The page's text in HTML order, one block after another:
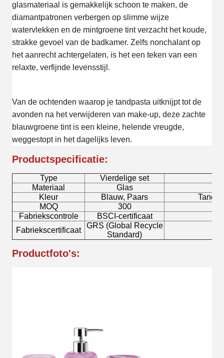
glasmateriaal is gemakkelijk schoon te maken, de
diamantpatronen verbergen op slimme wijze
watervlekken en de mintgroene tint verzacht het koude,
strakke gevoel van de badkamer. Zelfs nonchalant op
het aanrecht achtergelaten, is het een teken van een
relaxte, verfijnde levensstijl.
Van de ochtenden waarop je tandpasta uitknijpt tot de
avonden na het verwijderen van make-up, deze zachte
blauwgroene tint is een kleine, helende vreugde,
weggestopt in het dagelijks leven.
Productspecificatie:
Type Vierdelige set
Materiaal
Glas
Kleur
Blauw, Paars
MOQ
300
Fabriekscontrole
BSCI-certificaat
Fabriekscertificaat
GRS (Global Recycle
Standard)
Productfoto's: